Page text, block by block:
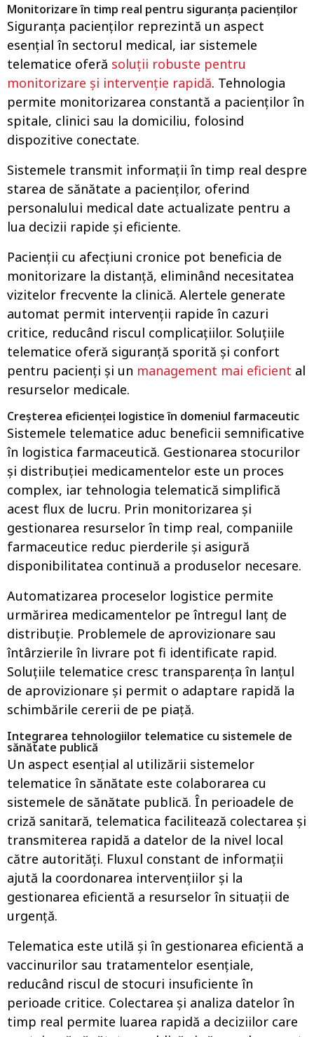
Monitorizare în timp real pentru siguranța pacienților
Siguranța pacienților reprezintă un aspect
esențial în sectorul medical, iar sistemele
telematice oferă soluții robuste pentru
monitorizare și intervenție rapidă. Tehnologia
permite monitorizarea constantă a pacienților în
spitale, clinici sau la domiciliu, folosind
dispozitive conectate.
Sistemele transmit informații în timp real despre
starea de sănătate a pacienților, oferind
personalului medical date actualizate pentru a
lua decizii rapide și eficiente.
Pacienții cu afecțiuni cronice pot beneficia de
monitorizare la distanță, eliminând necesitatea
vizitelor frecvente la clinică. Alertele generate
automat permit intervenții rapide în cazuri
critice, reducând riscul complicațiilor. Soluțiile
telematice oferă siguranță sporită și confort
pentru pacienți și un management mai eficient al
resurselor medicale.
Creșterea eficienței logistice în domeniul farmaceutic
Sistemele telematice aduc beneficii semnificative
în logistica farmaceutică. Gestionarea stocurilor
și distribuției medicamentelor este un proces
complex, iar tehnologia telematică simplifică
acest flux de lucru. Prin monitorizarea și
gestionarea resurselor în timp real, companiile
farmaceutice reduc pierderile și asigură
disponibilitatea continuă a produselor necesare.
Automatizarea proceselor logistice permite
urmărirea medicamentelor pe întregul lanț de
distribuție. Problemele de aprovizionare sau
întârzierile în livrare pot fi identificate rapid.
Soluțiile telematice cresc transparența în lanțul
de aprovizionare și permit o adaptare rapidă la
schimbările cererii de pe piață.
Integrarea tehnologiilor telematice cu sistemele de
sănătate publică
Un aspect esențial al utilizării sistemelor
telematice în sănătate este colaborarea cu
sistemele de sănătate publică. În perioadele de
criză sanitară, telematica facilitează colectarea și
transmiterea rapidă a datelor de la nivel local
către autorități. Fluxul constant de informații
ajută la coordonarea intervențiilor și la
gestionarea eficientă a resurselor în situații de
urgență.
Telematica este utilă și în gestionarea eficientă a
vaccinurilor sau tratamentelor esențiale,
reducând riscul de stocuri insuficiente în
perioade critice. Colectarea și analiza datelor în
timp real permite luarea rapidă a deciziilor care